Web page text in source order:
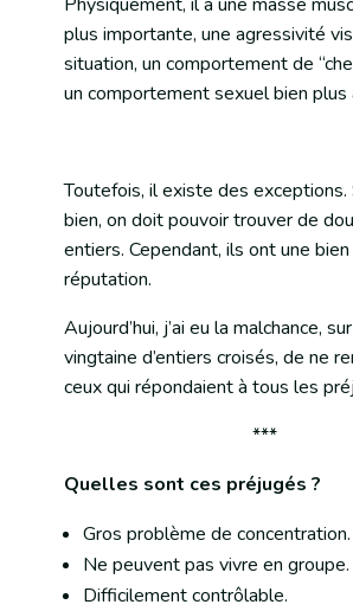
plus importante, une agressivité
situation, un comportement de
un comportement sexuel bien plus
Toutefois, il existe des exceptions.
bien, on doit pouvoir trouver de
entiers. Cependant, ils ont une
réputation.
Aujourd’hui, j’ai eu la malchance,
vingtaine d’entiers croisés, de ne
ceux qui répondaient à tous les
***
Quelles sont ces préjugés ?
Gros problème de concentration.
Ne peuvent pas vivre en groupe.
Difficilement contrôlable.